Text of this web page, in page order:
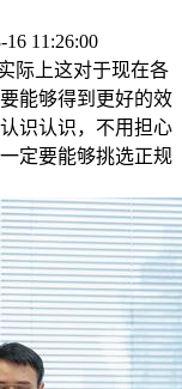
16 11:26:00
际上这对于现在各
能够得到更好的效
识认识，不用担心
定要能够挑选正规